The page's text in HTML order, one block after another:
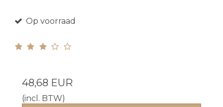
Op voorraad
48,68 EUR
(incl. BTW)